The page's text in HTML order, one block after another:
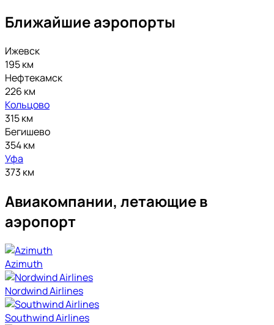
Ближайшие аэропорты
Ижевск
195 км
Нефтекамск
226 км
Кольцово
315 км
Бегишево
354 км
Уфа
373 км
Авиакомпании, летающие в
аэропорт
Azimuth
Nordwind Airlines
Southwind Airlines